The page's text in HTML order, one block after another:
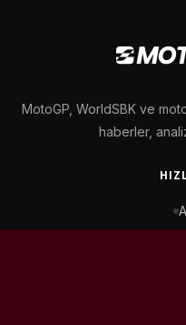
MotoGP, WorldSBK ve
haberler,